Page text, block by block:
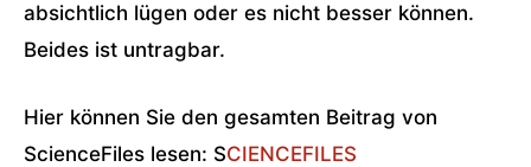
absichtlich lügen oder es nicht besser können.
Beides ist untragbar.
Hier können Sie den gesamten Beitrag von
ScienceFiles lesen: SCIENCEFILES